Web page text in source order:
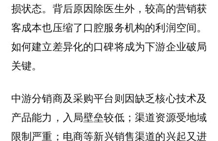
损状态。背后原因除医生外，较高的营销获
客成本也压缩了口腔服务机构的利润空间。
如何建立差异化的口碑将成为下游企业破局
关键。
中游分销商及采购平台则因缺乏核心技术及
产品能力，入局壁垒较低；渠道资源受地域
限制严重；电商等新兴销售渠道的兴起又进